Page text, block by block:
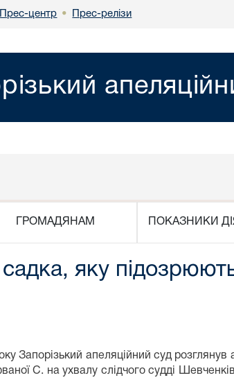
Прес-центр • Прес-релізи
ГРОМАДЯНАМ ПОКАЗНИКИ
яку
Запорізький апеляційний суд розглянув
С. на ухвалу слідчого судді